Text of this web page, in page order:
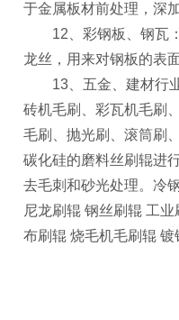
于金属板材前处理，深
12、彩钢板、钢瓦：
龙丝，用来对钢板的表
13、五金、建材行业
砖机毛刷、彩瓦机毛刷
毛刷、抛光刷、滚筒刷
碳化硅的磨料丝刷辊进
去毛刺和砂光处理。冷
尼龙刷辊 钢丝刷辊 工
布刷辊 烧毛机毛刷辊 镀